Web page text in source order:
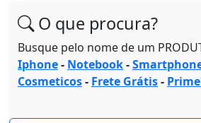
O que procura?
Busque pelo nome de um
Iphone- Notebook-
Cosmeticos- Frete Grátis-